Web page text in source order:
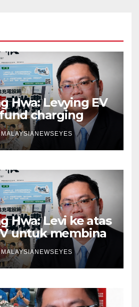
Hwa: Levying EV
charging
the cart before
must
infrastructure
to
】
Hwa: Levi ke atas
untuk membina
satu
kekangan